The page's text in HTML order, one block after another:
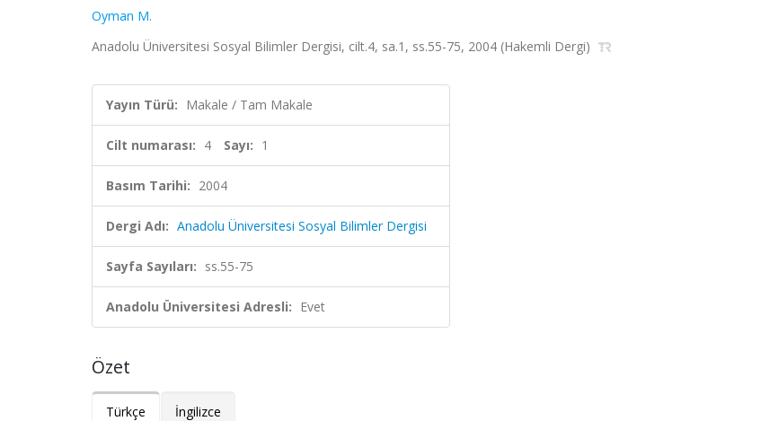
Oyman M.
Anadolu Üniversitesi Sosyal Bilimler Dergisi, cilt.4, sa.1, ss.55-75, 2004 (Hakemli Dergi)
Yayın Türü: Makale / Tam Makale
Cilt numarası: 4 Sayı: 1
Basım Tarihi: 2004
Dergi Adı: Anadolu Üniversitesi Sosyal Bilimler Dergisi
Sayfa Sayıları: ss.55-75
Anadolu Üniversitesi Adresli: Evet
Özet
Türkçe İngilizce